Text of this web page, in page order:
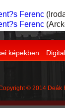
Ferenc
Ferenc
képekben
© 2014 Deák